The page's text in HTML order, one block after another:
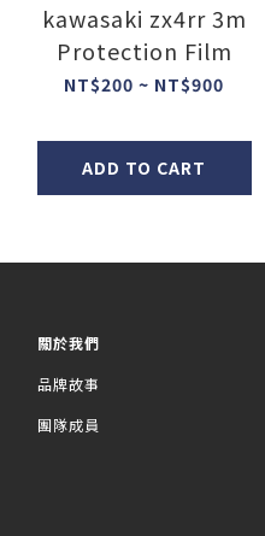
kawasaki zx4rr 3m
Protection Film
NT$200 ~ NT$900
ADD TO CART
關於我們
品牌故事
團隊成員